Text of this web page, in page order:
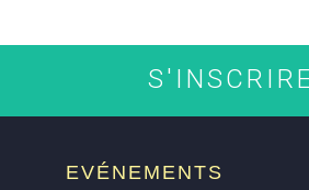
EVÉNEMENTS